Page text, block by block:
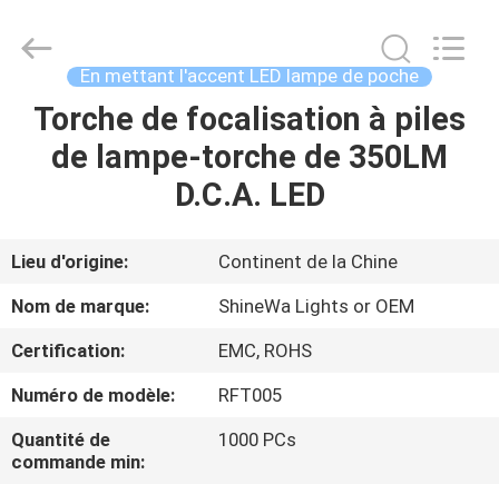
PRODUITS
VIDÉOS
À
PROPOS
International
Trade
Reserved.
En mettant l'accent LED lampe de poche
Torche de focalisation à piles
de lampe-torche de 350LM
D.C.A. LED
Lieu d'origine:
Continent de la Chine
Nom de marque:
ShineWa Lights or OEM
Certification:
EMC, ROHS
Numéro de modèle:
RFT005
Quantité de
commande min:
1000 PCs